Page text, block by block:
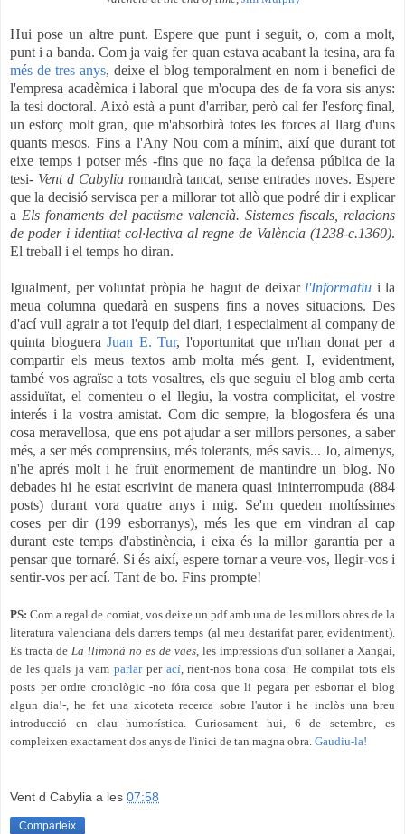
Hui pose un altre punt. Espere que punt i seguit, o, com a molt,
punt i a banda. Com ja vaig fer quan estava acabant la tesina, ara fa
més de tres anys, deixe el blog temporalment en nom i benefici de
l'empresa acadèmica i laboral que m'ocupa des de fa vora sis anys:
la tesi doctoral. Això està a punt d'arribar, però cal fer l'esforç final,
un esforç molt gran, que m'absorbirà totes les forces al llarg d'uns
quants mesos. Fins a l'Any Nou com a mínim, així que durant tot
eixe temps i potser més -fins que no faça la defensa pública de la
tesi- Vent d Cabylia romandrà tancat, sense entrades noves. Espere
que la decisió servisca per a millorar tot allò que podré dir i explicar
a Els fonaments del pactisme valencià. Sistemes fiscals, relacions
de poder i identitat col·lectiva al regne de València (1238-c.1360).
El treball i el temps ho diran.
Igualment, per voluntat pròpia he hagut de deixar l'Informatiu i la
meua columna quedarà en suspens fins a noves situacions. Des
d'ací vull agrair a tot l'equip del diari, i especialment al company de
quinta blogueraJuan E. Tur, l'oportunitat que m'han donat per a
compartir els meus textos amb molta més gent. I, evidentment,
també vos agraïsc a tots vosaltres, els que seguiu el blog amb certa
assiduïtat, el comenteu o el llegiu, la vostra complicitat, el vostre
interés i la vostra amistat. Com dic sempre, la blogosfera és una
cosa meravellosa, que ens pot ajudar a ser millors persones, a saber
més, a ser més comprensius, més tolerants, més savis... Jo, almenys,
n'he aprés molt i he fruït enormement de mantindre un blog. No
debades hi he estat escrivint de manera quasi ininterrompuda (884
posts) durant vora quatre anys i mig. Se'm queden moltíssimes
coses per dir (199 esborranys), més les que em vindran al cap
durant este temps d'abstinència, i eixa és la millor garantia per a
pensar que tornaré. Si és així, espere tornar a veure-vos, llegir-vos i
sentir-vos per ací. Tant de bo. Fins prompte!
PS: Com a regal de comiat, vos deixe un pdf amb una de les millors obres de la
literatura valenciana dels darrers temps (al meu destarifat parer, evidentment).
Es tracta de La llimonà no es de vaes , les impressions d'un sollaner a Xangai,
de les quals ja vam parlarper ací, rient-nos bona cosa. He compilat tots els
posts per ordre cronològic -no fóra cosa que li pegara per esborrar el blog
algun dia!-, he fet una xicoteta recerca sobre l'autor i he inclòs una breu
introducció en clau humorística. Curiosament hui, 6 de setembre, es
compleixen exactament dos anys de l'inici de tan magna obra. Gaudiu-la!
Vent d Cabylia a les 07:58
Comparteix